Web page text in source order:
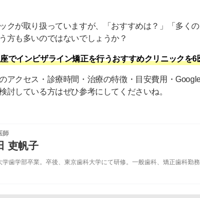
クが取り扱っていますが、「おすすめは？」「多く
方も多いのではないでしょうか？
でインビザライン矯正を行うおすすめクリニックを6
アクセス・診療時間・治療の特徴・目安費用・
討している方はぜひ参考にしてくださいね。
師
吏帆子
学歯学部卒業。卒後、 東京歯科大学にて研修。一般歯科、矯正歯科勤務